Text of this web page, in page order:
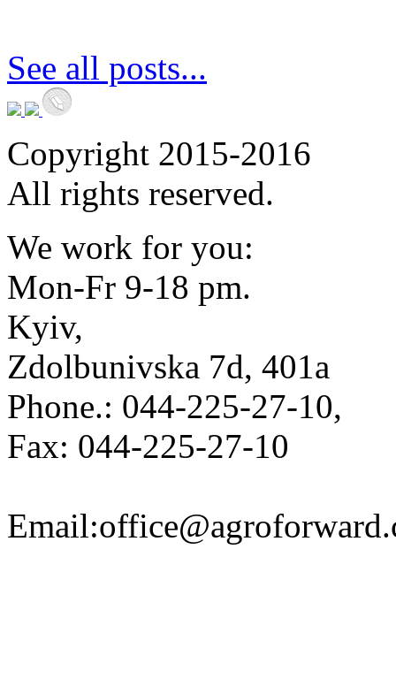
See all posts...
Copyright 2015-2016
All rights reserved.
We work for you:
Mon-Fr 9-18 pm.
Kyiv,
Zdolbunivska 7d, 401a
Phone.: 044-225-27-10,
Fax: 044-225-27-10